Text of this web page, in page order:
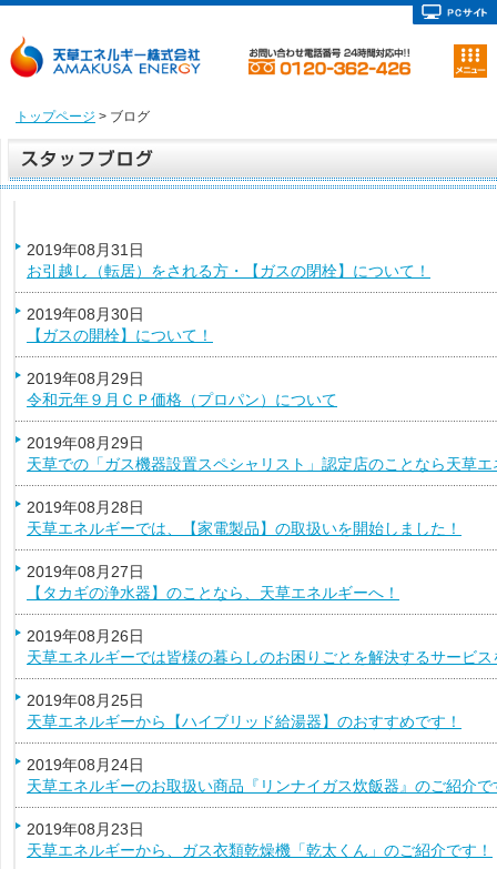
トップページ > ブログ
2019年08月31日
お引越し（転居）をされる方・【ガスの閉栓】について！
2019年08月30日
【ガスの開栓】について！
2019年08月29日
令和元年９月ＣＰ価格（プロパン）について
2019年08月29日
天草での「ガス機器設置スペシャリスト」認定店のことなら天草
2019年08月28日
天草エネルギーでは、【家電製品】の取扱いを開始しました！
2019年08月27日
【タカギの浄水器】のことなら、天草エネルギーへ！
2019年08月26日
天草エネルギーでは皆様の暮らしのお困りごとを解決するサービ
2019年08月25日
天草エネルギーから【ハイブリッド給湯器】のおすすめです！
2019年08月24日
天草エネルギーのお取扱い商品『リンナイガス炊飯器』のご紹介で
2019年08月23日
天草エネルギーから、ガス衣類乾燥機「乾太くん」のご紹介です！